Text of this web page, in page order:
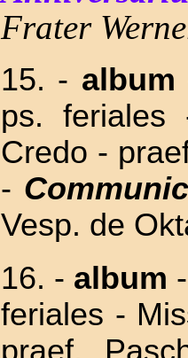
Frater
15. - album
ps.
Credo -
-
Vesp. de
16. - album -
feriales -
praef.